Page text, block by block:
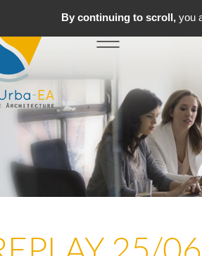
Toggle
navigation
By continuing to scroll,you